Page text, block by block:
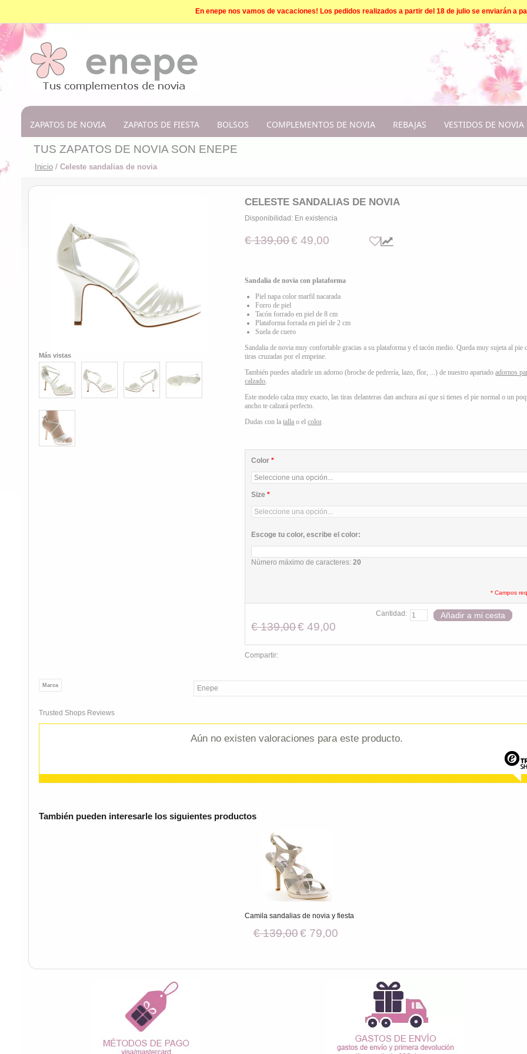
En enepe nos vamos de vacaciones! Los pedidos realizados a partir del 18 de julio se enviarán a
ZAPATOS DE NOVIA ZAPATOS DE FIESTA BOLSOS COMPLEMENTOS DE NOVIA REBAJAS VESTIDOS DE NOVIA
TUS ZAPATOS DE NOVIA SON ENEPE
Inicio / Celeste sandalias de novia
Más vistas
CELESTE SANDALIAS DE NOVIA
Disponibilidad: En existencia
€ 139,00€ 49,00
Sandalia de novia con plataforma
Piel napa color marfil nacarada
Forro de piel
Tacón forrado en piel de 8 cm
Plataforma forrada en piel de 2 cm
Suela de cuero
Sandalia de novia muy confortable gracias a su plataforma y el tacón medio. Queda muy sujeta al pie
tiras cruzadas por el empeine.
También puedes añadirle un adorno (broche de pedrería, lazo, flor, ...) de nuestro apartadoadornos
calzado.
Este modelo calza muy exacto, las tiras delanteras dan anchura así que si tienes el pie normal o un
ancho te calzará perfecto.
Dudas con latalla o elcolor.
Color *
Size *
Escoge tu color, escribe el color:
Número máximo de caracteres:20
* Campos
€ 139,00€ 49,00
Cantidad: Añadir a mi cesta
Compartir:
Marca Enepe
Trusted Shops Reviews
Aún no existen valoraciones para este producto.
También pueden interesarle los siguientes productos
Camila sandalias de novia y fiesta
€ 139,00€ 79,00